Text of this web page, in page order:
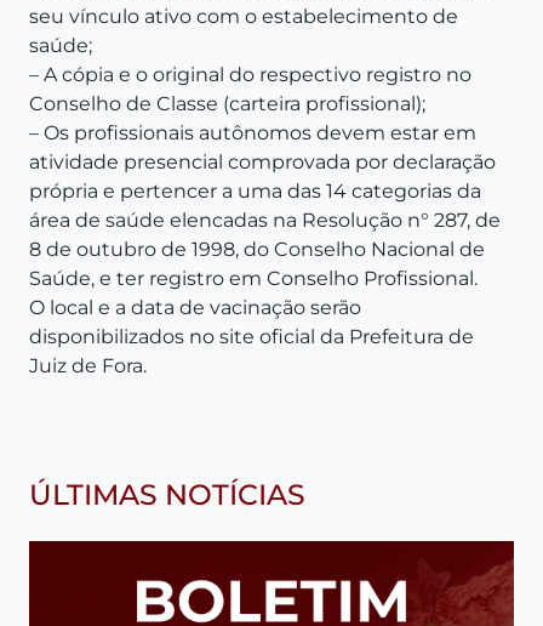
seu vínculo ativo com o estabelecimento de
saúde;
– A cópia e o original do respectivo registro no
Conselho de Classe (carteira profissional);
– Os profissionais autônomos devem estar em
atividade presencial comprovada por declaração
própria e pertencer a uma das 14 categorias da
área de saúde elencadas na Resolução n° 287, de
8 de outubro de 1998, do Conselho Nacional de
Saúde, e ter registro em Conselho Profissional.
O local e a data de vacinação serão
disponibilizados no site oficial da Prefeitura de
Juiz de Fora.
ÚLTIMAS NOTÍCIAS